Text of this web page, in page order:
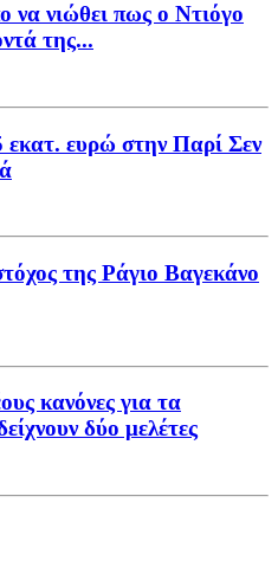
να νιώθει πως ο Ντιόγο
της...
ευρώ στην Παρί Σεν
της Ράγιο Βαγεκάνο
κανόνες για τα
δύο μελέτες